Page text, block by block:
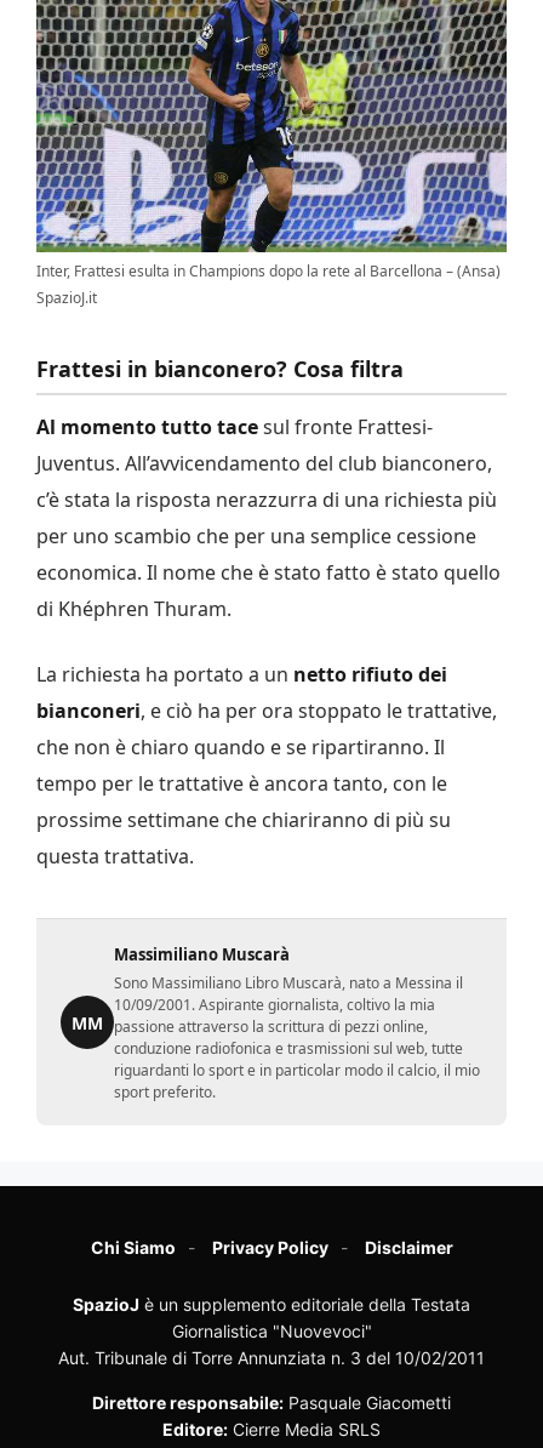
Inter, Frattesi esulta in Champions dopo la rete al Barcellona – (Ansa)
SpazioJ.it
Frattesi in bianconero? Cosa filtra
Al momento tutto tacesul fronte Frattesi-
Juventus. All’avvicendamento del club bianconero,
c’è stata la risposta nerazzurra di una richiesta più
per uno scambio che per una semplice cessione
economica. Il nome che è stato fatto è stato quello
di Khéphren Thuram.
La richiesta ha portato a un netto rifiuto dei
bianconeri, e ciò ha per ora stoppato le trattative,
che non è chiaro quando e se ripartiranno. Il
tempo per le trattative è ancora tanto, con le
prossime settimane che chiariranno di più su
questa trattativa.
MM
Massimiliano Muscarà
Sono Massimiliano Libro Muscarà, nato a Messina il
10/09/2001. Aspirante giornalista, coltivo la mia
passione attraverso la scrittura di pezzi online,
conduzione radiofonica e trasmissioni sul web, tutte
riguardanti lo sport e in particolar modo il calcio, il mio
sport preferito.
Chi Siamo Privacy Policy Disclaimer
SpazioJ è un supplemento editoriale della Testata
Giornalistica "Nuovevoci"
Aut. Tribunale di Torre Annunziata n. 3 del 10/02/2011
Direttore responsabile: Pasquale Giacometti
Editore: Cierre Media SRLS